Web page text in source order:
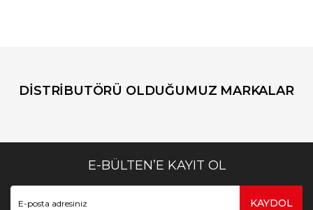
DİSTRİBUTÖRÜ OLDUĞUMUZ MARKALAR
E-BÜLTEN’E KAYIT OL
KAYDOL